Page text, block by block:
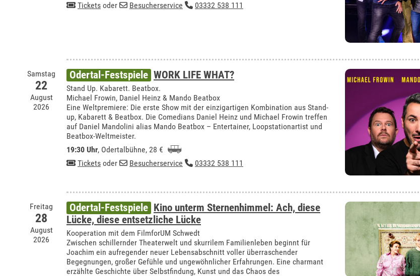
Tickets oder Besucherservice 03332 538 111
Samstag
22
August
2026
Odertal-Festspiele WORK LIFE WHAT?
Stand Up. Kabarett. Beatbox.
Michael Frowin, Daniel Heinz & Mando Beatbox
Eine Weltpremiere: Die erste Show mit der einzigartigen Kombination aus Stand-
up, Kabarett & Beatbox. Die Comedians Daniel Heinz und Michael Frowin treffen
auf Daniel Mandolini alias Mando Beatbox – Entertainer, Loopstationartist und
Beatbox-Weltmeister.
19:30 Uhr, Odertalbühne, 28 €
Tickets oder Besucherservice 03332 538 111
Freitag
28
August
2026
Odertal-Festspiele Kino unterm Sternenhimmel: Ach, diese
Lücke, diese entsetzliche Lücke
Kooperation mit dem FilmforUM Schwedt
Zwischen schillernder Theaterwelt und skurrilem Familienleben beginnt für
Joachim ein aufregender neuer Lebensabschnitt voller überraschender
Begegnungen, großer Gefühle und ungewöhnlicher Erfahrungen. Eine charmant
erzählte Geschichte über Selbstfindung, Kunst und das Chaos des